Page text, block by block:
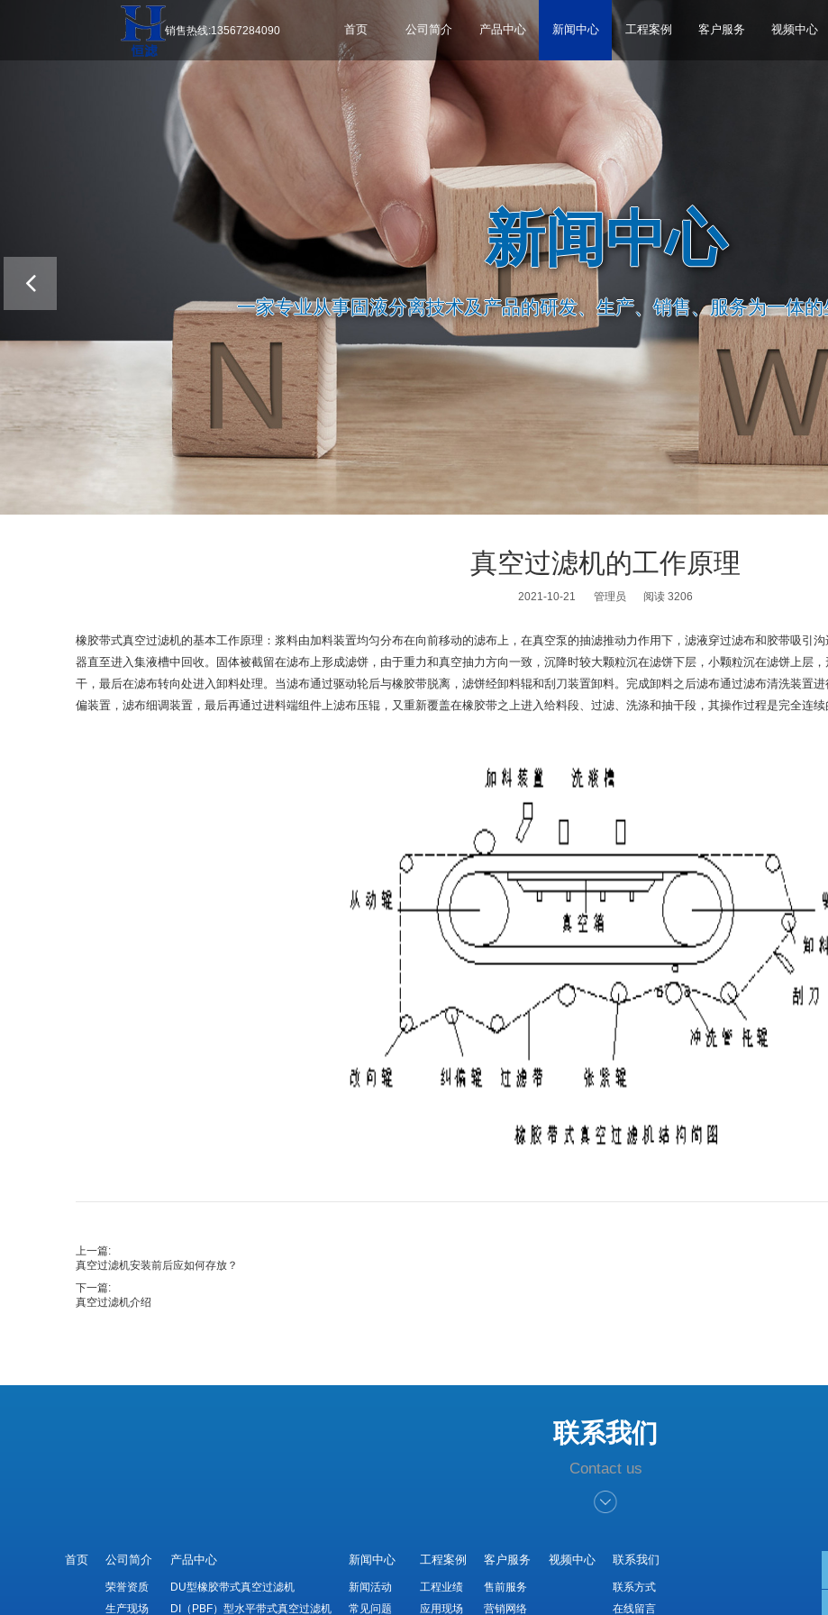
销售热线:13567284090 首页 公司简介 产品中心 新闻中心 工程案例 客户服务 视频中心
新闻中心
一家专业从事固液分离技术及产品的研发、生产、销售、服务为一体
真空过滤机的工作原理
2021-10-21 管理员 阅读 3206
橡胶带式真空过滤机的基本工作原理：浆料由加料装置均匀分布在向前移动的滤布上，在真空泵的抽滤推动力作用下，滤液穿过滤布和胶带吸引
器直至进入集液槽中回收。固体被截留在滤布上形成滤饼，由于重力和真空抽力方向一致，沉降时较大颗粒沉在滤饼下层，小颗粒沉在滤饼上层
干，最后在滤布转向处进入卸料处理。当滤布通过驱动轮后与橡胶带脱离，滤饼经卸料辊和刮刀装置卸料。完成卸料之后滤布通过滤布清洗装置
偏装置，滤布细调装置，最后再通过进料端组件上滤布压辊，又重新覆盖在橡胶带之上进入给料段、过滤、洗涤和抽干段，其操作过程是完全连
上一篇:
真空过滤机安装前后应如何存放？
下一篇:
真空过滤机介绍
联系我们
Contact us
首页 公司简介
荣誉资质
生产现场
产品中心
DU型橡胶带式真空过滤机
DI（PBF）型水平带式真空过滤机
新闻中心
新闻活动
常见问题
工程案例
工程业绩
应用现场
客户服务
售前服务
营销网络
视频中心 联系我们
联系方式
在线留言